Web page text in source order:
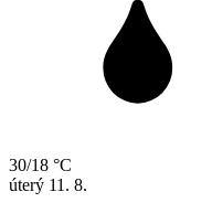
30/18 °C
úterý 11. 8.